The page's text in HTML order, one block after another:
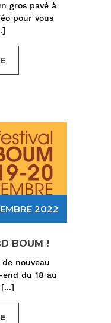
gros pavé à
pour vous
2022
BOUM !
nouveau
du 18 au
[...]